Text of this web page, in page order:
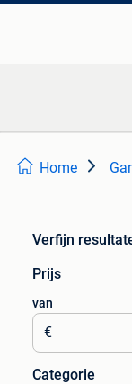
Home
Verfijn
Prijs
van
€
Categorie